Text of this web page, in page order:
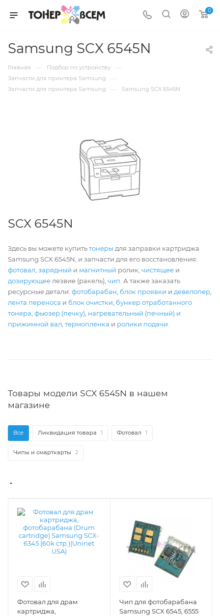
0
Samsung SCX 6545N
Главная — Подбор по устройству —
Запчасти для принтера Samsung —
Запчасти для принтера Samsung — Samsung SCX 6545N
SCX 6545N
Здесь вы можете купитьтонеры для заправки картриджа
Samsung SCX 6545N, и запчасти для его восстановления:
фотовал зарядный и магнитный ролик, чистящее и
дозирующее лезвие (ракель), чип . А также заказать
ресурсные детали: фотобарабан блок проявки и девелопер
лента переноса и блок очистки бункер отработанного
тонера фьюзер (печку) нагревательный (печный) и
прижимной вал термопленка и ролики подачи
Товары модели SCX 6545N в нашем
магазине
Все Ликвидация товара 1 Фотовал 1
Чипы и смарткарты 2
Фотовал для драм
картриджа,
Чип для фотобарабана
Samsung SCX 6545, 6555